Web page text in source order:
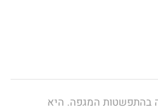
בהתפשטות המגפה. היא